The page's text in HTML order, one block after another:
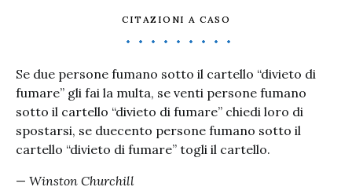
CITAZIONI A CASO
Se due persone fumano sotto il cartello “divieto di
fumare” gli fai la multa, se venti persone fumano
sotto il cartello “divieto di fumare” chiedi loro di
spostarsi, se duecento persone fumano sotto il
cartello “divieto di fumare” togli il cartello.
— Winston Churchill